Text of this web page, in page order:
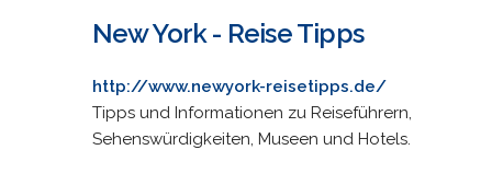
New York - Reise Tipps
http://www.newyork-reisetipps.de/
Tipps und Informationen zu Reiseführern,
Sehenswürdigkeiten, Museen und Hotels.